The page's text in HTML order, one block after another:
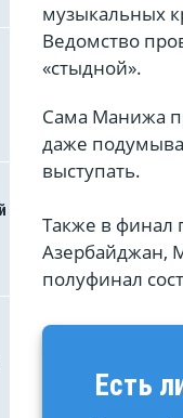
музыкальных
Ведомство
«стыдной».
Сама Манижа
даже
выступать.
Также в финал
Азербайджан,
полуфинал
Есть